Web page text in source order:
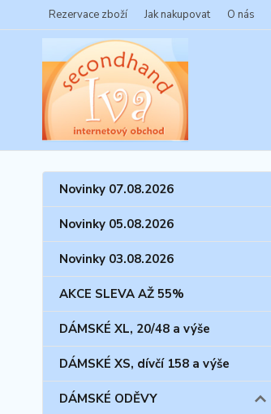
Rezervace zboží Jak nakupovat O nás
Novinky 07.08.2026
Novinky 05.08.2026
Novinky 03.08.2026
AKCE SLEVA AŽ 55%
DÁMSKÉ XL, 20/48 a výše
DÁMSKÉ XS, dívčí 158 a výše
DÁMSKÉ ODĚVY